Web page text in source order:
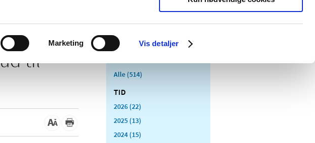
Marketing Vis detaljer
til
Alle (514)
TID
2026 (22)
2025 (13)
2024 (15)